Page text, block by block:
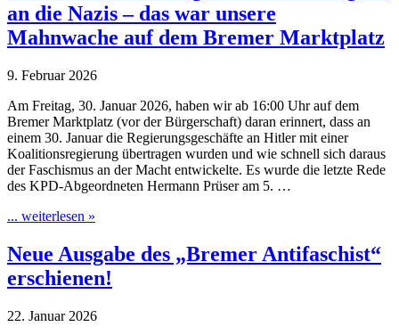
an die Nazis – das war unsere
Mahnwache auf dem Bremer Marktplatz
9. Februar 2026
Am Freitag, 30. Januar 2026, haben wir ab 16:00 Uhr auf dem
Bremer Marktplatz (vor der Bürgerschaft) daran erinnert, dass an
einem 30. Januar die Regierungsgeschäfte an Hitler mit einer
Koalitionsregierung übertragen wurden und wie schnell sich daraus
der Faschismus an der Macht entwickelte. Es wurde die letzte Rede
des KPD-Abgeordneten Hermann Prüser am 5. …
... weiterlesen »
Neue Ausgabe des „Bremer Antifaschist“
erschienen!
22. Januar 2026